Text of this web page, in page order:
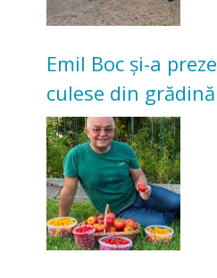
Emil Boc și-a
culese din
nu poate oferi